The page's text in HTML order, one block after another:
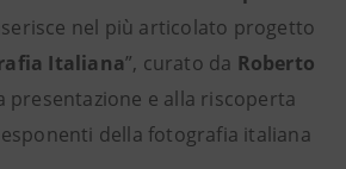
nel più articolato progetto
Italiana”, curato da Roberto
presentazione e alla riscoperta
della fotografia italiana